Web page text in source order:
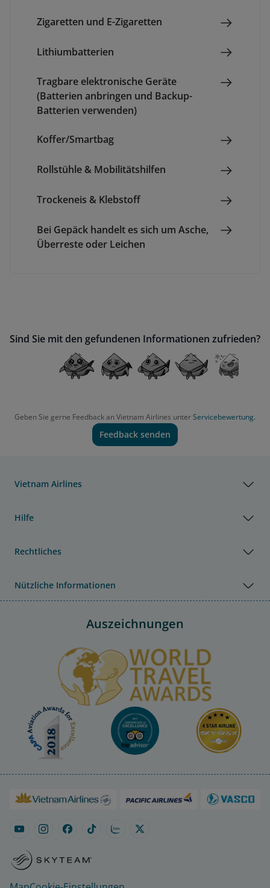
Zigaretten und E-Zigaretten
Lithiumbatterien
Tragbare elektronische Geräte
(Batterien anbringen und Backup-
Batterien verwenden)
Koffer/Smartbag
Rollstühle & Mobilitätshilfen
Trockeneis & Klebstoff
Bei Gepäck handelt es sich um Asche,
Überreste oder Leichen
Sind Sie mit den gefundenen Informationen zufrieden?
Geben Sie gerne Feedback an Vietnam Airlines unterServicebewertung.
Feedback senden
Vietnam Airlines
Hilfe
Rechtliches
Nützliche Informationen
Auszeichnungen